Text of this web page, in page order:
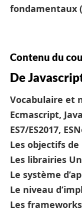
fondamentaux
Contenu du
De
Vocabulaire et
Ecmascript,
ES7/ES2017,
Les objectifs de
Les librairies
Le système
Le niveau
Les